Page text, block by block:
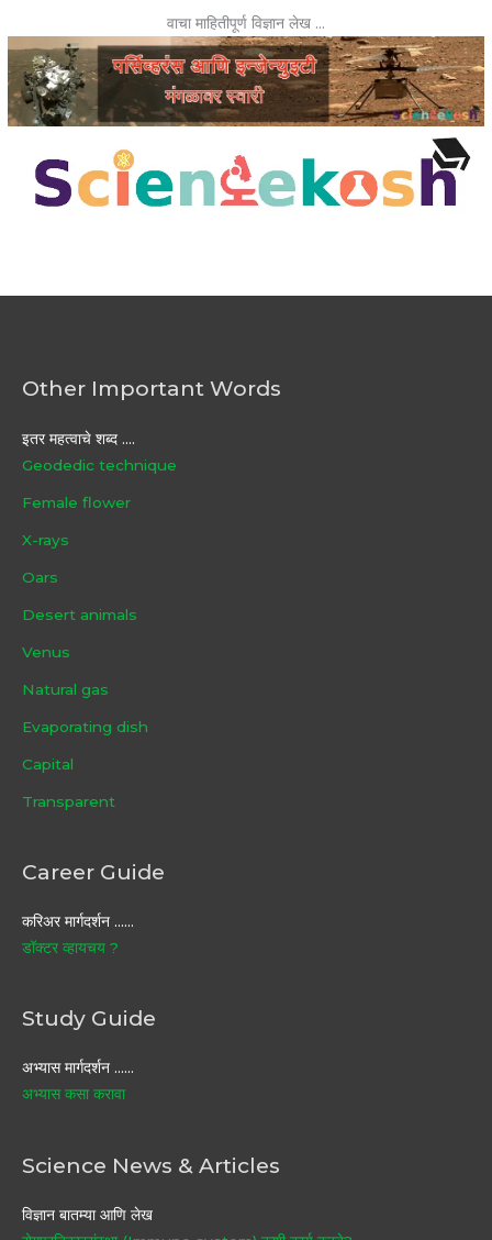
वाचा माहितीपूर्ण विज्ञान लेख …
Other Important Words
इतर महत्वाचे शब्द ....
Geodedic technique
Female flower
X-rays
Oars
Desert animals
Venus
Natural gas
Evaporating dish
Capital
Transparent
Career Guide
करिअर मार्गदर्शन ……
डॉक्टर व्हायचय ?
Study Guide
अभ्यास मार्गदर्शन ……
अभ्यास कसा करावा
Science News & Articles
विज्ञान बातम्या आणि लेख